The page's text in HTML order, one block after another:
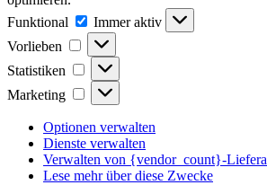
Funktional
Funktional
Immer aktiv
Vorlieben
Vorlieben
Statistiken Statistiken
Marketing Marketing
Optionen verwalten
Dienste verwalten
Verwalten von {vendor_count}-
Lese mehr über diese Zwecke